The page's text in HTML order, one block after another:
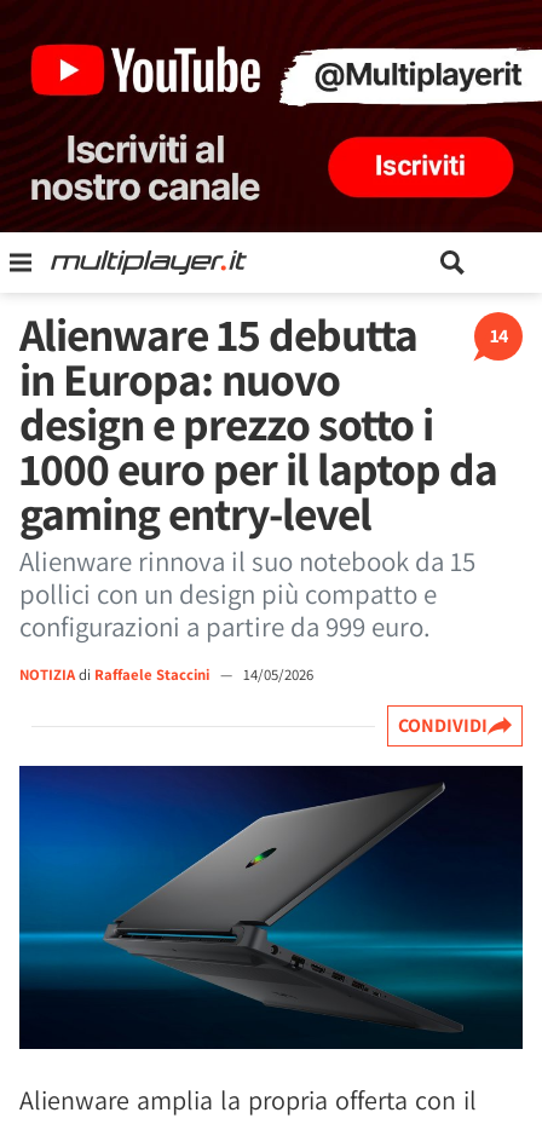
14
Alienware 15 debutta
in Europa: nuovo
design e prezzo sotto i
1000 euro per il laptop da
gaming entry-level
Alienware rinnova il suo notebook da 15
pollici con un design più compatto e
configurazioni a partire da 999 euro.
NOTIZIAdi Raffaele Staccini — 14/05/2026
CONDIVIDI
Alienware amplia la propria offerta con il